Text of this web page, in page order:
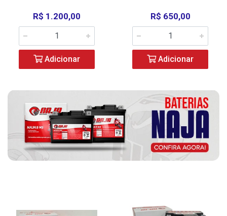
R$ 1.200,00
Adicionar
R$ 650,00
Adicionar